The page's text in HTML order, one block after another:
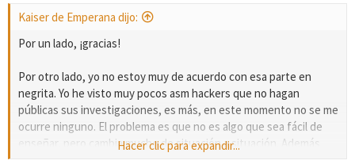
Kaiser de Emperana dijo:
Por un lado, ¡gracias!
Por otro lado, yo no estoy muy de acuerdo con esa parte en
negrita. Yo he visto muy pocos asm hackers que no hagan
públicas sus investigaciones, es más, en este momento no se me
ocurre ninguno. El problema es que no es algo que sea fácil de
enseñar, pero cambia mucho de situación a situación. Además
Hacer clic para expandir...